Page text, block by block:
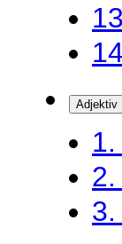
Adjektiv